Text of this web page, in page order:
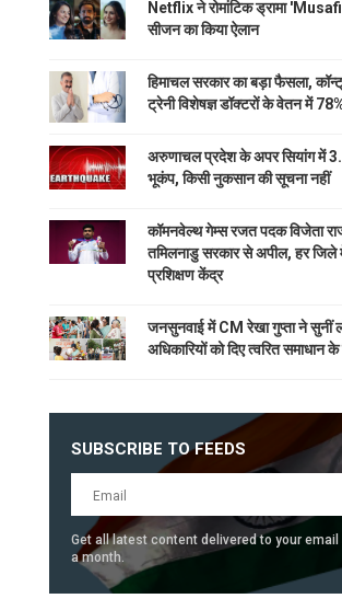
Netflix ने रोमांटिक ड्रामा
सीजन का किया ऐलान
हिमाचल सरकार का बड़ा फैसला,
ट्रेनी विशेषज्ञ डॉक्टरों के वेतन में
अरुणाचल प्रदेश के अपर सियांग में
भूकंप, किसी नुकसान की सूचना नहीं
कॉमनवेल्थ गेम्स रजत पदक विजेता
तमिलनाडु सरकार से अपील, हर जिले
प्रशिक्षण केंद्र
जनसुनवाई में CM रेखा गुप्ता ने सुनीं
अधिकारियों को दिए त्वरित समाधान के
SUBSCRIBE TO FEEDS
Get all latest content delivered to your
a month.